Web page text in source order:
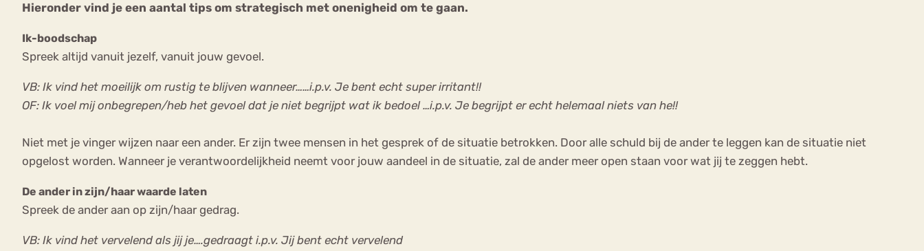
Hieronder vind je een aantal tips om strategisch met onenigheid om te gaan.
Ik-boodschap
Spreek altijd vanuit jezelf, vanuit jouw gevoel.
VB: Ik vind het moeilijk om rustig te blijven wanneer……i.p.v. Je bent echt super irritant!!
OF: Ik voel mij onbegrepen/heb het gevoel dat je niet begrijpt wat ik bedoel …i.p.v. Je begrijpt er echt helemaal niets van he!!
Niet met je vinger wijzen naar een ander. Er zijn twee mensen in het gesprek of de situatie betrokken. Door alle schuld bij de ander te leggen kan de situatie niet
opgelost worden. Wanneer je verantwoordelijkheid neemt voor jouw aandeel in de situatie, zal de ander meer open staan voor wat jij te zeggen hebt.
De ander in zijn/haar waarde laten
Spreek de ander aan op zijn/haar gedrag.
VB: Ik vind het vervelend als jij je….gedraagt i.p.v. Jij bent echt vervelend